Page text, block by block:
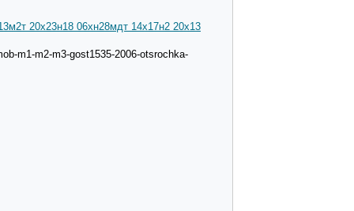
20х23н18 06хн28мдт 14х17н2 20х13
m1-m2-m3-gost1535-2006-otsrochka-